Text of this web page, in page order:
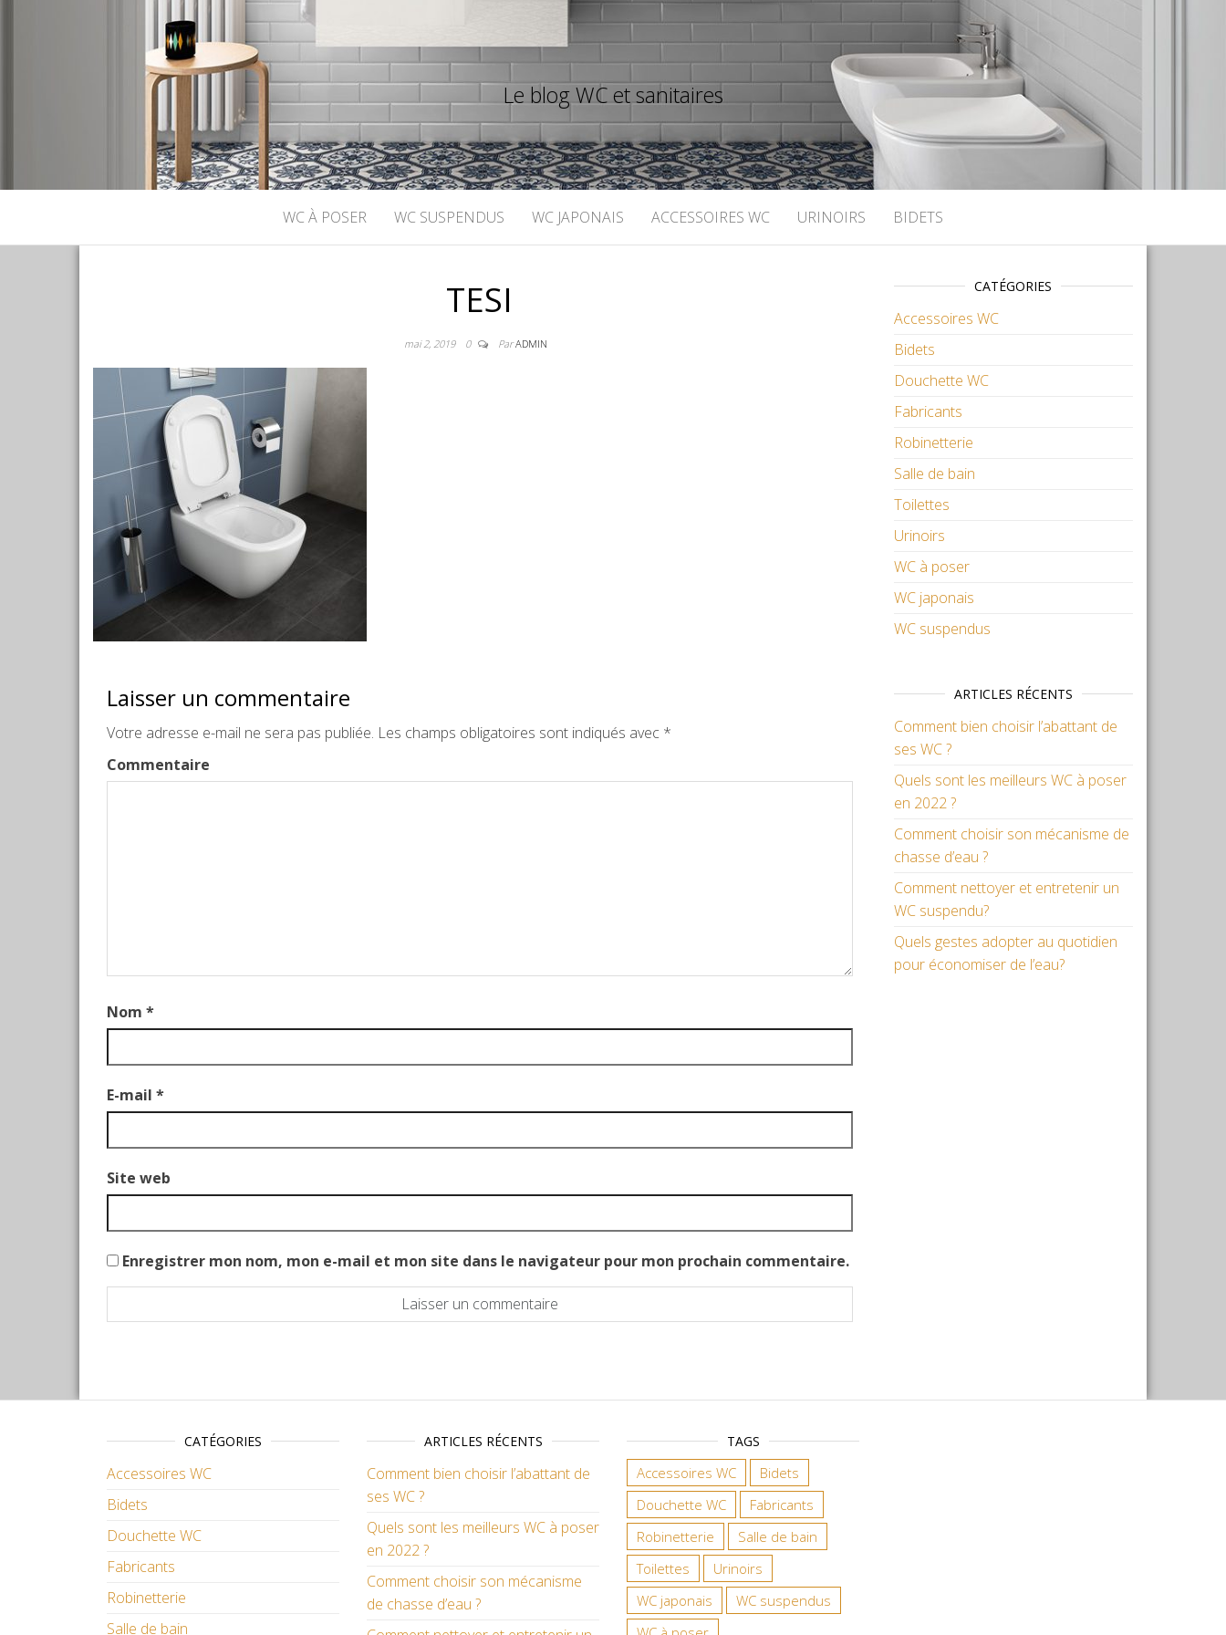
Le blog WC et sanitaires
WC À POSER WC SUSPENDUS WC JAPONAIS ACCESSOIRES WC URINOIRS BIDETS
TESI
mai 2, 2019 0 ParADMIN
Laisser un commentaire
Votre adresse e-mail ne sera pas publiée. Les champs obligatoires sont indiqués avec *
Commentaire
Nom *
E-mail *
Site web
Enregistrer mon nom, mon e-mail et mon site dans le navigateur pour mon prochain commentaire.
CATÉGORIES
Accessoires WC
Bidets
Douchette WC
Fabricants
Robinetterie
Salle de bain
Toilettes
Urinoirs
WC à poser
WC japonais
WC suspendus
ARTICLES RÉCENTS
Comment bien choisir l’abattant de
ses WC ?
Quels sont les meilleurs WC à poser
en 2022 ?
Comment choisir son mécanisme de
chasse d’eau ?
Comment nettoyer et entretenir un
WC suspendu?
Quels gestes adopter au quotidien
pour économiser de l’eau?
CATÉGORIES
Accessoires WC
Bidets
Douchette WC
Fabricants
Robinetterie
Salle de bain
ARTICLES RÉCENTS
Comment bien choisir l’abattant de
ses WC ?
Quels sont les meilleurs WC à poser
en 2022 ?
Comment choisir son mécanisme
de chasse d’eau ?
TAGS
Accessoires WC
Bidets
Douchette WC
Fabricants
Robinetterie
Salle de bain
Toilettes
Urinoirs
WC japonais
WC suspendus